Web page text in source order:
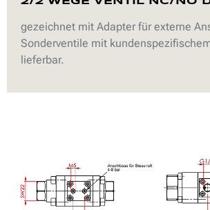
gezeichnet mit Adapter für externe
Sonderventile mit
lieferbar.